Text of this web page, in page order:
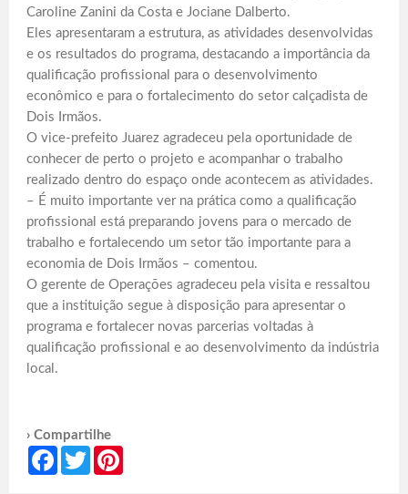
Caroline Zanini da Costa e Jociane Dalberto.
Eles apresentaram a estrutura, as atividades desenvolvidas
e os resultados do programa, destacando a importância da
qualificação profissional para o desenvolvimento
econômico e para o fortalecimento do setor calçadista de
Dois Irmãos.
O vice-prefeito Juarez agradeceu pela oportunidade de
conhecer de perto o projeto e acompanhar o trabalho
realizado dentro do espaço onde acontecem as atividades.
– É muito importante ver na prática como a qualificação
profissional está preparando jovens para o mercado de
trabalho e fortalecendo um setor tão importante para a
economia de Dois Irmãos – comentou.
O gerente de Operações agradeceu pela visita e ressaltou
que a instituição segue à disposição para apresentar o
programa e fortalecer novas parcerias voltadas à
qualificação profissional e ao desenvolvimento da indústria
local.
› Compartilhe
FacebookTwitter